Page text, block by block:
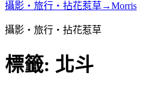
攝影‧旅行‧拈花惹草→Morris
攝影‧旅行‧拈花惹草
標籤: 北斗